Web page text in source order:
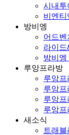
시내투
비엔티
방비엥
어드벤
라이드
방비엥
루앙프라방
루앙프
루앙프
루앙프
루앙프
새소식
트래